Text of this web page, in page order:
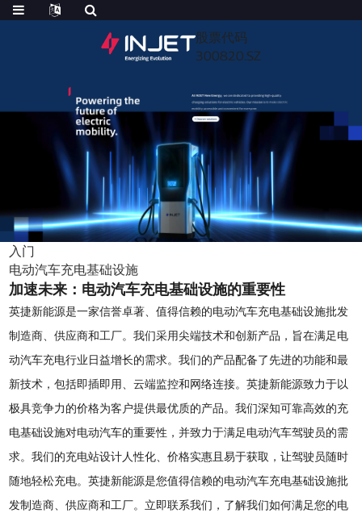
股票代码
300820.SZ
入门
电动汽车充电基础设施
加速未来：电动汽车充电基础设施的重要性
英捷新能源是一家信誉卓著、值得信赖的电动汽车充电基础设施批发
制造商、供应商和工厂。我们采用尖端技术和创新产品，旨在满足电
动汽车充电行业日益增长的需求。我们的产品配备了先进的功能和最
新技术，包括即插即用、云端监控和网络连接。英捷新能源致力于以
极具竞争力的价格为客户提供最优质的产品。我们深知可靠高效的充
电基础设施对电动汽车的重要性，并致力于满足电动汽车驾驶员的需
求。我们的充电站设计人性化、价格实惠且易于获取，让驾驶员随时
随地轻松充电。英捷新能源是您值得信赖的电动汽车充电基础设施批
发制造商、供应商和工厂。立即联系我们，了解我们如何满足您的电